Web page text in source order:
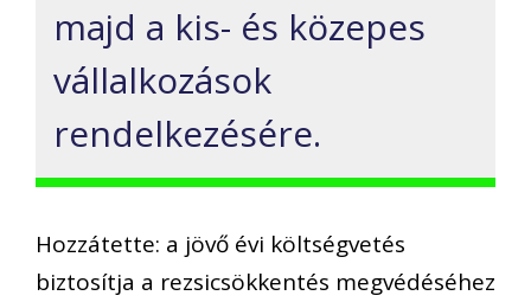
majd a kis- és közepes
vállalkozások
rendelkezésére.
Hozzátette: a jövő évi költségvetés
biztosítja a rezsicsökkentés megvédéséhez